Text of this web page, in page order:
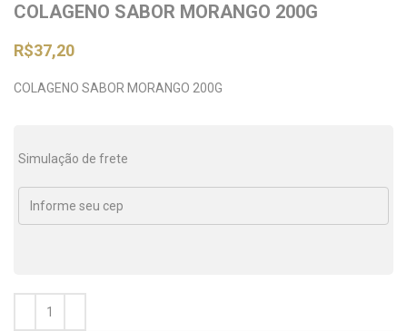
COLAGENO SABOR MORANGO 200G
R$37,20
COLAGENO SABOR MORANGO 200G
Simulação de frete